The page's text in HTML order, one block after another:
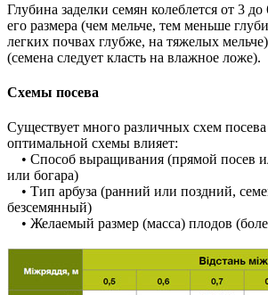
Глубина заделки семян колеблется от 3
его размера (чем мельче, тем меньше
легких почвах глубже, на тяжелых
(семена следует класть на влажное ложе).
Схемы посева
Существует много различных схем
оптимальной схемы влияет:
• Способ выращивания (прямой посев
или богара)
• Тип арбуза (ранний или поздний,
безсемянный)
• Желаемый размер (масса) плодов